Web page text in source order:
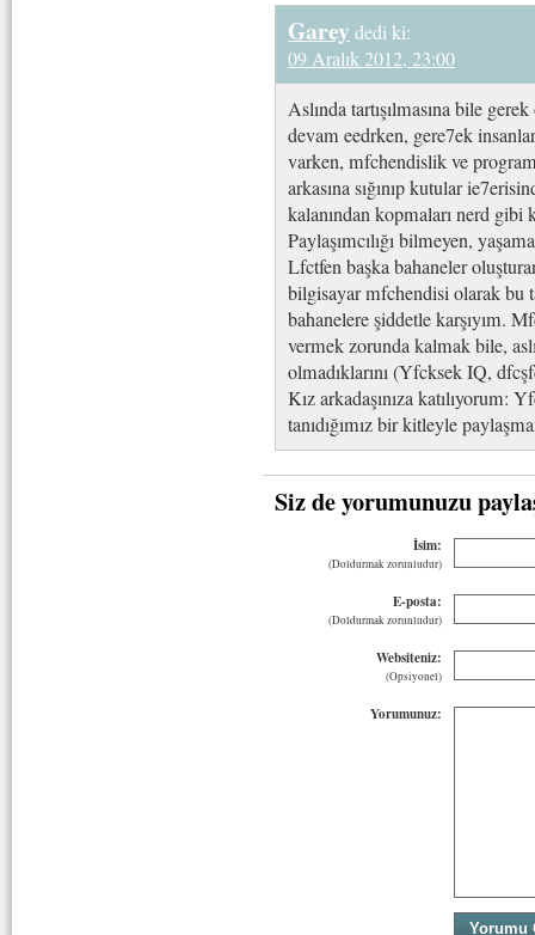
Garey dedi ki:
09 Aralık 2012, 23:00
Aslında tartışılmasına bile
devam eedrken, gere7ek
varken, mfchendislik ve
arkasına sığınıp kutular
kalanından kopmaları nerd gibi
Paylaşımcılığı bilmeyen,
Lfctfen başka bahaneler
bilgisayar mfchendisi olarak bu
bahanelere şiddetle karşıyım.
vermek zorunda kalmak bile,
olmadıklarını (Yfcksek IQ,
Kız arkadaşınıza katılıyorum:
tanıdığımız bir kitleyle
Siz de yorumunuzu
İsim:
(Doldurmak zorunludur)
E-posta:
(Doldurmak zorunludur)
Websiteniz:
(Opsiyonel)
Yorumunuz: